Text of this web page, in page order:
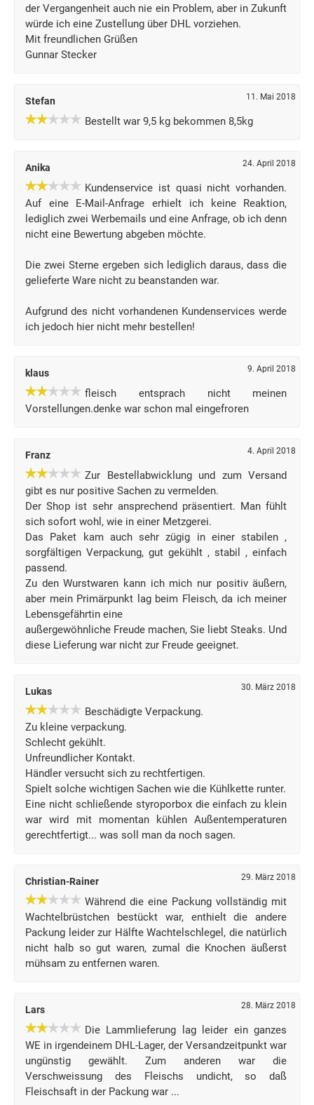
der Vergangenheit auch nie ein Problem, aber in Zukunft
würde ich eine Zustellung über DHL vorziehen.
Mit freundlichen Grüßen
Gunnar Stecker
Stefan 11. Mai 2018
Bestellt war 9,5 kg bekommen 8,5kg
Anika 24. April 2018
Kundenservice ist quasi nicht vorhanden.
Auf eine E-Mail-Anfrage erhielt ich keine Reaktion,
lediglich zwei Werbemails und eine Anfrage, ob ich denn
nicht eine Bewertung abgeben möchte.
Die zwei Sterne ergeben sich lediglich daraus, dass die
gelieferte Ware nicht zu beanstanden war.
Aufgrund des nicht vorhandenen Kundenservices werde
ich jedoch hier nicht mehr bestellen!
klaus 9. April 2018
fleisch entsprach nicht meinen
Vorstellungen.denke war schon mal eingefroren
Franz 4. April 2018
Zur Bestellabwicklung und zum Versand
gibt es nur positive Sachen zu vermelden.
Der Shop ist sehr ansprechend präsentiert. Man fühlt
sich sofort wohl, wie in einer Metzgerei.
Das Paket kam auch sehr zügig in einer stabilen ,
sorgfältigen Verpackung, gut gekühlt , stabil , einfach
passend.
Zu den Wurstwaren kann ich mich nur positiv äußern,
aber mein Primärpunkt lag beim Fleisch, da ich meiner
Lebensgefährtin eine
außergewöhnliche Freude machen, Sie liebt Steaks. Und
diese Lieferung war nicht zur Freude geeignet.
Lukas 30. März 2018
Beschädigte Verpackung.
Zu kleine verpackung.
Schlecht gekühlt.
Unfreundlicher Kontakt.
Händler versucht sich zu rechtfertigen.
Spielt solche wichtigen Sachen wie die Kühlkette runter.
Eine nicht schließende styroporbox die einfach zu klein
war wird mit momentan kühlen Außentemperaturen
gerechtfertigt... was soll man da noch sagen.
Christian-Rainer 29. März 2018
Während die eine Packung vollständig mit
Wachtelbrüstchen bestückt war, enthielt die andere
Packung leider zur Hälfte Wachtelschlegel, die natürlich
nicht halb so gut waren, zumal die Knochen äußerst
mühsam zu entfernen waren.
Lars 28. März 2018
Die Lammlieferung lag leider ein ganzes
WE in irgendeinem DHL-Lager, der Versandzeitpunkt war
ungünstig gewählt. Zum anderen war die
Verschweissung des Fleischs undicht, so daß
Fleischsaft in der Packung war ...